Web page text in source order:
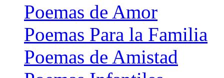
Poemas de Amor
Poemas Para la Familia
Poemas de Amistad